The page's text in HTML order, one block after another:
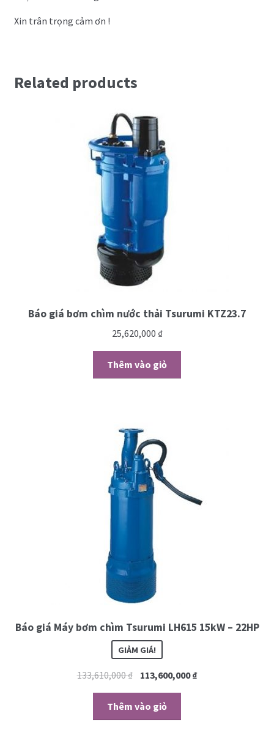
Xin trân trọng cảm ơn !
Related products
Báo giá bơm chìm nước thải Tsurumi KTZ23.7
25,620,000 ₫
Thêm vào giỏ
Báo giá Máy bơm chìm Tsurumi LH615 15kW – 22HP
GIẢM GIÁ!
133,610,000₫ 113,600,000₫
Thêm vào giỏ